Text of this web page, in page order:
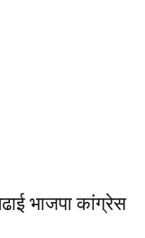
भाजपा कांग्रेस